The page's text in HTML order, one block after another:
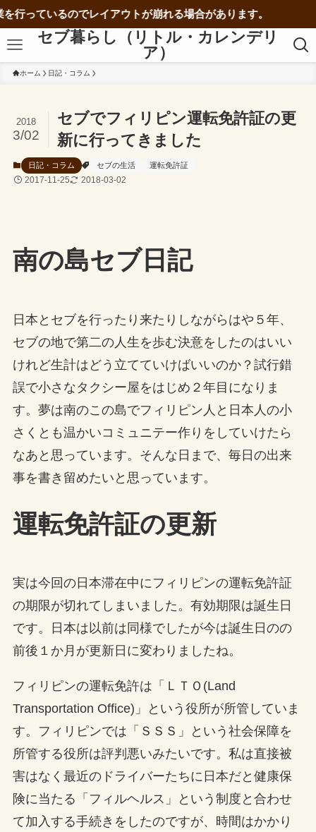
でレイアウトが崩れる場合があります。
セブ暮らし（リトル・カレンデリ
ア）
ホーム 日記・コラム
セブでフィリピン運転免許証の更
新に行ってきました
2018
3/02
日記・コラム セブの生活 運転免許証
2017-11-25 2018-03-02
南の島セブ日記
日本とセブを行ったり来たりしながらはや５年、
セブの地で第二の人生を歩む決意をしたのはいい
けれど生計はどう立てていけばいいのか？試行錯
誤で小さなタクシー屋をはじめ２年目になりま
す。夢は南のこの島でフィリピン人と日本人の小
さくとも温かいコミュニテー作りをしていけたら
なあと思っています。そんな日まで、毎日の出来
事を書き留めたいと思っています。
運転免許証の更新
実は今回の日本滞在中にフィリピンの運転免許証
の期限が切れてしまいました。有効期限は誕生日
です。日本は以前は同様でしたが今は誕生日のの
前後１か月が更新日に変わりましたね。
フィリピンの運転免許は「ＬＴＯ(Land
Transportation Office)」という役所が所管していま
す。フィリピンでは「ＳＳＳ」という社会保障を
所管する役所は評判悪いみたいです。私は直接被
害はなく最近のドライバーたちに日本だと健康保
険に当たる「フィルヘルス」という制度と合わせ
て加入する手続きをしたのですが、時間はかかり